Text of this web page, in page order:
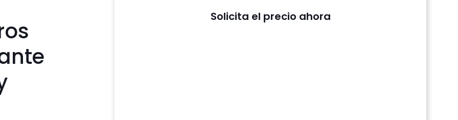
Solicita el precio ahora